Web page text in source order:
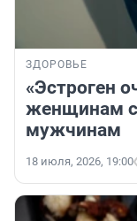
ЗДОРОВЬЕ
«Эстроген
женщинам
мужчинам
18 июля, 2026, 19:00